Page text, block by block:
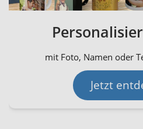
mit Foto, Namen oder
Jetzt